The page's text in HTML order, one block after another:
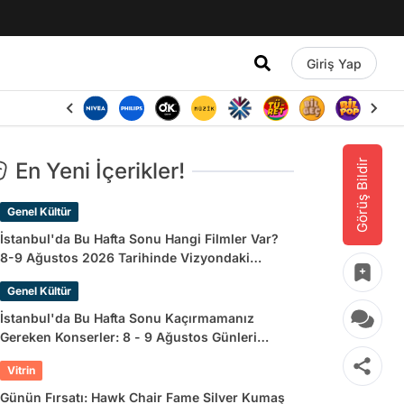
Giriş Yap
Görüş Bildir
En Yeni İçerikler!
Genel Kültür
İstanbul'da Bu Hafta Sonu Hangi Filmler Var?
8-9 Ağustos 2026 Tarihinde Vizyondaki
Genel Kültür
İstanbul'da Bu Hafta Sonu Kaçırmamanız
Gereken Konserler: 8 - 9 Ağustos Günleri
Vitrin
Günün Fırsatı: Hawk Chair Fame Silver Kumaş